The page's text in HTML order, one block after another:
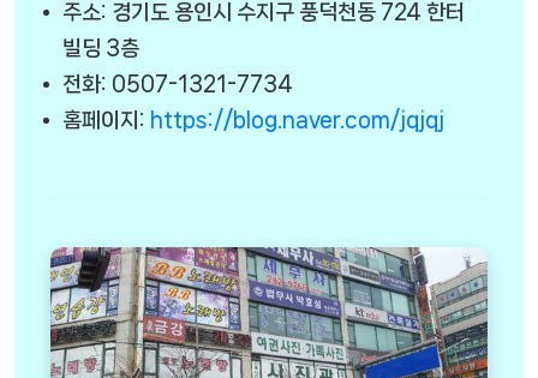
주소: 경기도 용인시 수지구 풍덕천동 724 한터
빌딩 3층
전화: 0507-1321-7734
홈페이지: https://blog.naver.com/jqjqj